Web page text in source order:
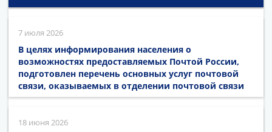
7 июля 2026
В целях информирования населения о
возможностях предоставляемых Почтой России,
подготовлен перечень основных услуг почтовой
связи, оказываемых в отделении почтовой связи
18 июня 2026